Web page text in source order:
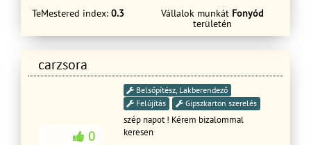
TeMestered index: 0.3 Vállalok munkát Fonyód
területén
carzsora
0
Belsőpítész, Lakberendező
Felújítás
Gipszkarton szerelés
szép napot ! Kérem bizalommal
keresen